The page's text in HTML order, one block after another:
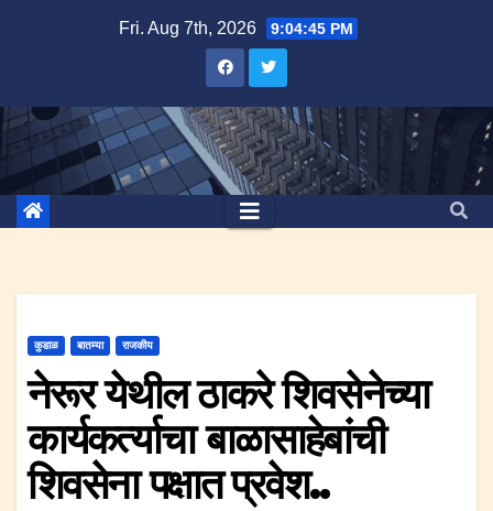
Fri. Aug 7th, 2026 9:04:46 PM
कुडाळ बातम्या राजकीय
नेरूर येथील ठाकरे शिवसेनेच्या
कार्यकर्त्याचा बाळासाहेबांची
शिवसेना पक्षात प्रवेश..